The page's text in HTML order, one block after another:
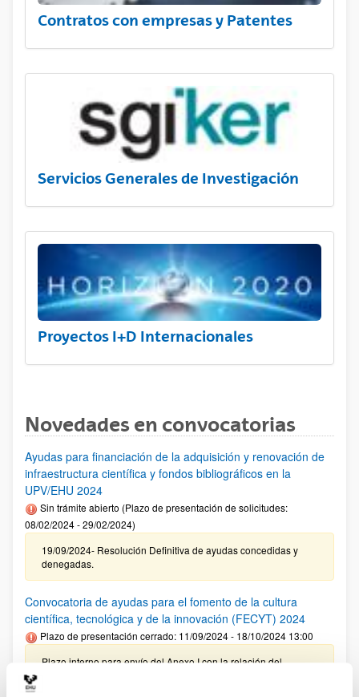
Contratos con empresas y Patentes
Servicios Generales de Investigación
Proyectos I+D Internacionales
Novedades en convocatorias
Ayudas para financiación de la adquisición y renovación de
infraestructura científica y fondos bibliográficos en la
UPV/EHU 2024
Sin trámite abierto (Plazo de presentación de solicitudes:
08/02/2024 - 29/02/2024)
19/09/2024- Resolución Definitiva de ayudas concedidas y
denegadas.
Convocatoria de ayudas para el fomento de la cultura
científica, tecnológica y de la innovación (FECYT) 2024
Plazo de presentación cerrado: 11/09/2024 - 18/10/2024 13:00
Plazo interno para envío del Anexo I con la relación del